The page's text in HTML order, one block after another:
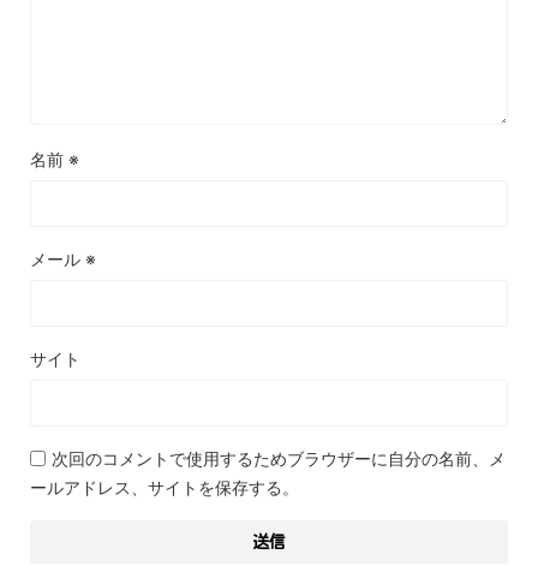
名前 ※
メール ※
サイト
次回のコメントで使用するためブラウザーに自分の名前、メ
ールアドレス、サイトを保存する。